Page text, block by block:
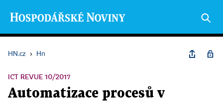
HN.cz › Hn
ICT REVUE 10/2017
Automatizace procesů v